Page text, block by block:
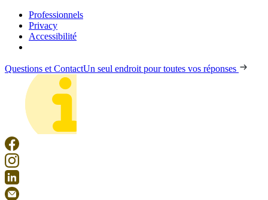
Professionnels
Privacy
Accessibilité
Questions et ContactUn seul endroit pour toutes vos réponses